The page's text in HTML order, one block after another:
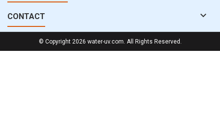
CONTACT 
© Copyright 2026 water-uv.com. All Rights Reserved.